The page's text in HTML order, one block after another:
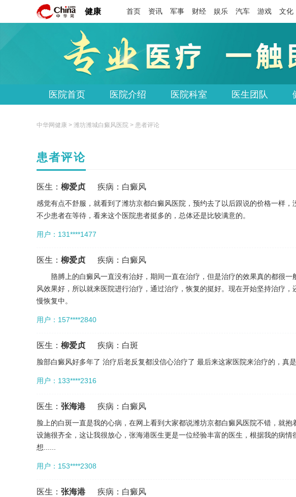
健康 首页 资讯 军事 财经 娱乐 汽车 游戏 文化
医院首页 医院介绍 医院科室 医生团队
中华网健康 > 潍坊潍城白癜风医院 > 患者评论
患者评论
医生： 柳爱贞 疾病： 白癜风
感觉有点不舒服，就看到了潍坊京都白癜风医院，预约去了以后跟说的价格一样
不少患者在等待，看来这个医院患者挺多的，总体还是比较满意的。
用户：131****1477
医生： 柳爱贞 疾病： 白癜风
胳膊上的白癜风一直没有治好，期间一直在治疗，但是治疗的效果真的都很一
风效果好，所以就来医院进行治疗，通过治疗，恢复的挺好。现在开始坚持治疗
慢恢复中。
用户：157****2840
医生： 柳爱贞 疾病： 白斑
脸部白癜风好多年了 治疗后老反复都没信心治疗了 最后来这家医院来治疗的，真
用户：133****2316
医生： 张海港 疾病： 白癜风
脸上的白斑一直是我的心病，在网上看到大家都说潍坊京都白癜风医院不错，就
设施很齐全，这让我很放心，张海港医生更是一位经验丰富的医生，根据我的病
想......
用户：153****2308
医生： 张海港 疾病： 白癜风